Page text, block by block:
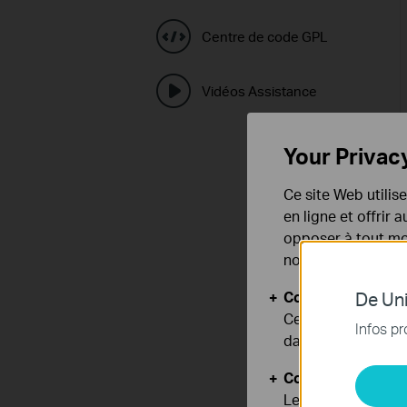
Centre de code GPL
Vidéos Assistance
De
Infos
Your
Ce site Web
en ligne et offrir
opposer à tout
notre
Cookies basiques
Ces cookies sont
dans vos
Cookies
Les cookies